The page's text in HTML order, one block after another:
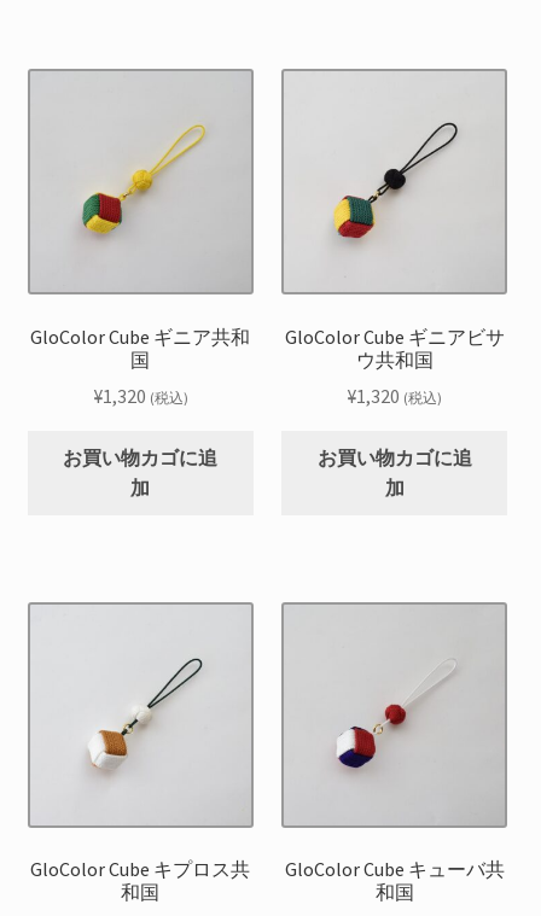
GloColor Cube ギニア共和
国
¥1,320 (税込)
お買い物カゴに追
加
GloColor Cube ギニアビサ
ウ共和国
¥1,320 (税込)
お買い物カゴに追
加
GloColor Cube キプロス共
和国
GloColor Cube キューバ共
和国